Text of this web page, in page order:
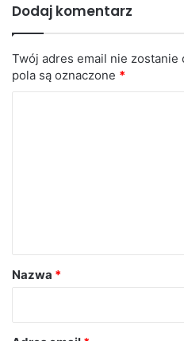
Dodaj komentarz
Twój adres email nie zostanie
pola są oznaczone *
r
Nazwa *